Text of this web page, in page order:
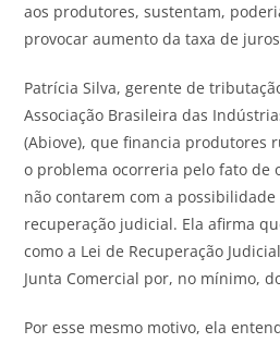
aos produtores, sustentam,
provocar aumento da taxa de
Patrícia Silva, gerente de
Associação Brasileira das
(Abiove), que financia produtores
o problema ocorreria pelo fato de
não contarem com a
recuperação judicial. Ela afirma
como a Lei de Recuperação
Junta Comercial por, no mínimo,
Por esse mesmo motivo, ela